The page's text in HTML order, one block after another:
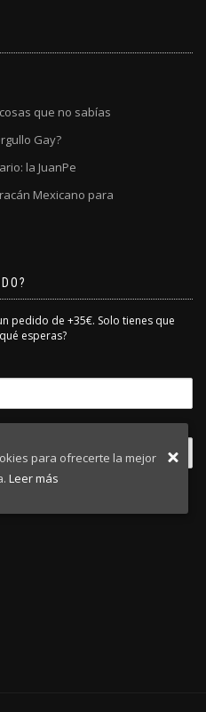
que no sabías
Gay?
la JuanPe
Mexicano para
pedido de +35€. Solo tienes que
esperas?
para ofrecerte la mejor
Leer más